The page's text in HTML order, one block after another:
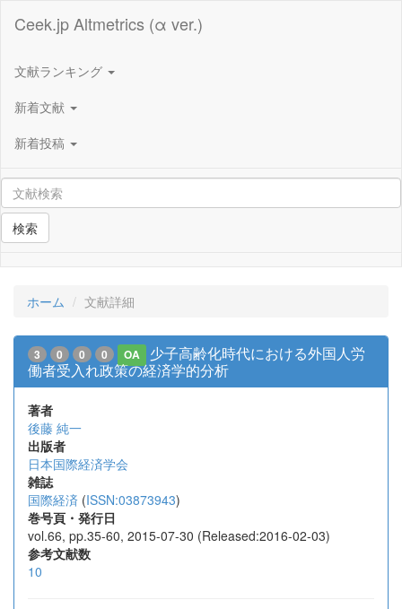
Ceek.jp Altmetrics (α ver.)
文献ランキング
新着文献
新着投稿
検索
ホーム 文献詳細
3 0 0 0 OA
少子高齢化時代における外国人労
働者受入れ政策の経済学的分析
著者
後藤 純一
出版者
日本国際経済学会
雑誌
国際経済 (ISSN:03873943)
巻号頁・発行日
vol.66, pp.35-60, 2015-07-30 (Released:2016-02-03)
参考文献数
10